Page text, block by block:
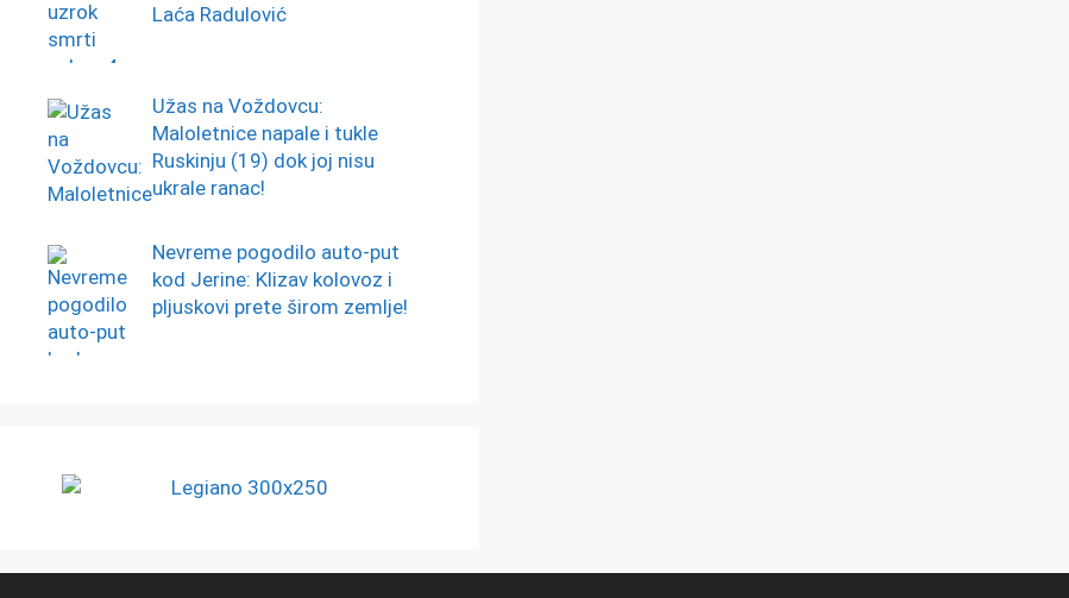
Laća Radulović
Užas na Voždovcu:
Maloletnice napale i tukle
Ruskinju (19) dok joj nisu
ukrale ranac!
Nevreme pogodilo auto-put
kod Jerine: Klizav kolovoz i
pljuskovi prete širom zemlje!